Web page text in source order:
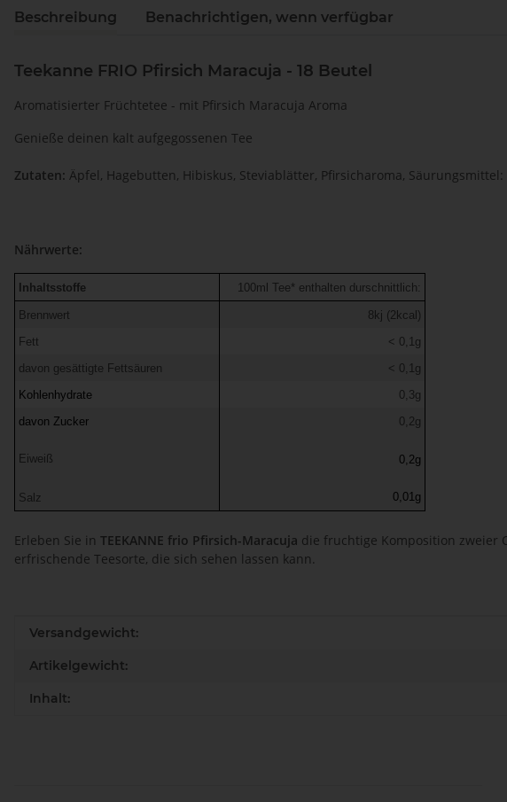
Beschreibung Benachrichtigen, wenn verfügbar
Teekanne FRIO Pfirsich Maracuja - 18 Beutel
Aromatisierter Früchtetee - mit Pfirsich Maracuja Aroma
Genieße deinen kalt aufgegossenen Tee
Zutaten: Äpfel, Hagebutten, Hibiskus, Steviablätter, Pfirsicharoma,
Nährwerte:
Inhaltsstoffe 100ml Tee* enthalten durschnittlich:
Brennwert
8kj (2kcal)
Fett
< 0,1g
davon gesättigte Fettsäuren
< 0,1g
Kohlenhydrate
0,3g
davon Zucker
Eiweiß
Salz
0,2g
0,2g
0,01g
Erleben Sie in TEEKANNE frio Pfirsich-Maracuja die fruchtige Komposition zweier
erfrischende Teesorte, die sich sehen lassen kann.
Produkteigenschaft
Wert
Versandgewicht:
Artikelgewicht:
Inhalt: